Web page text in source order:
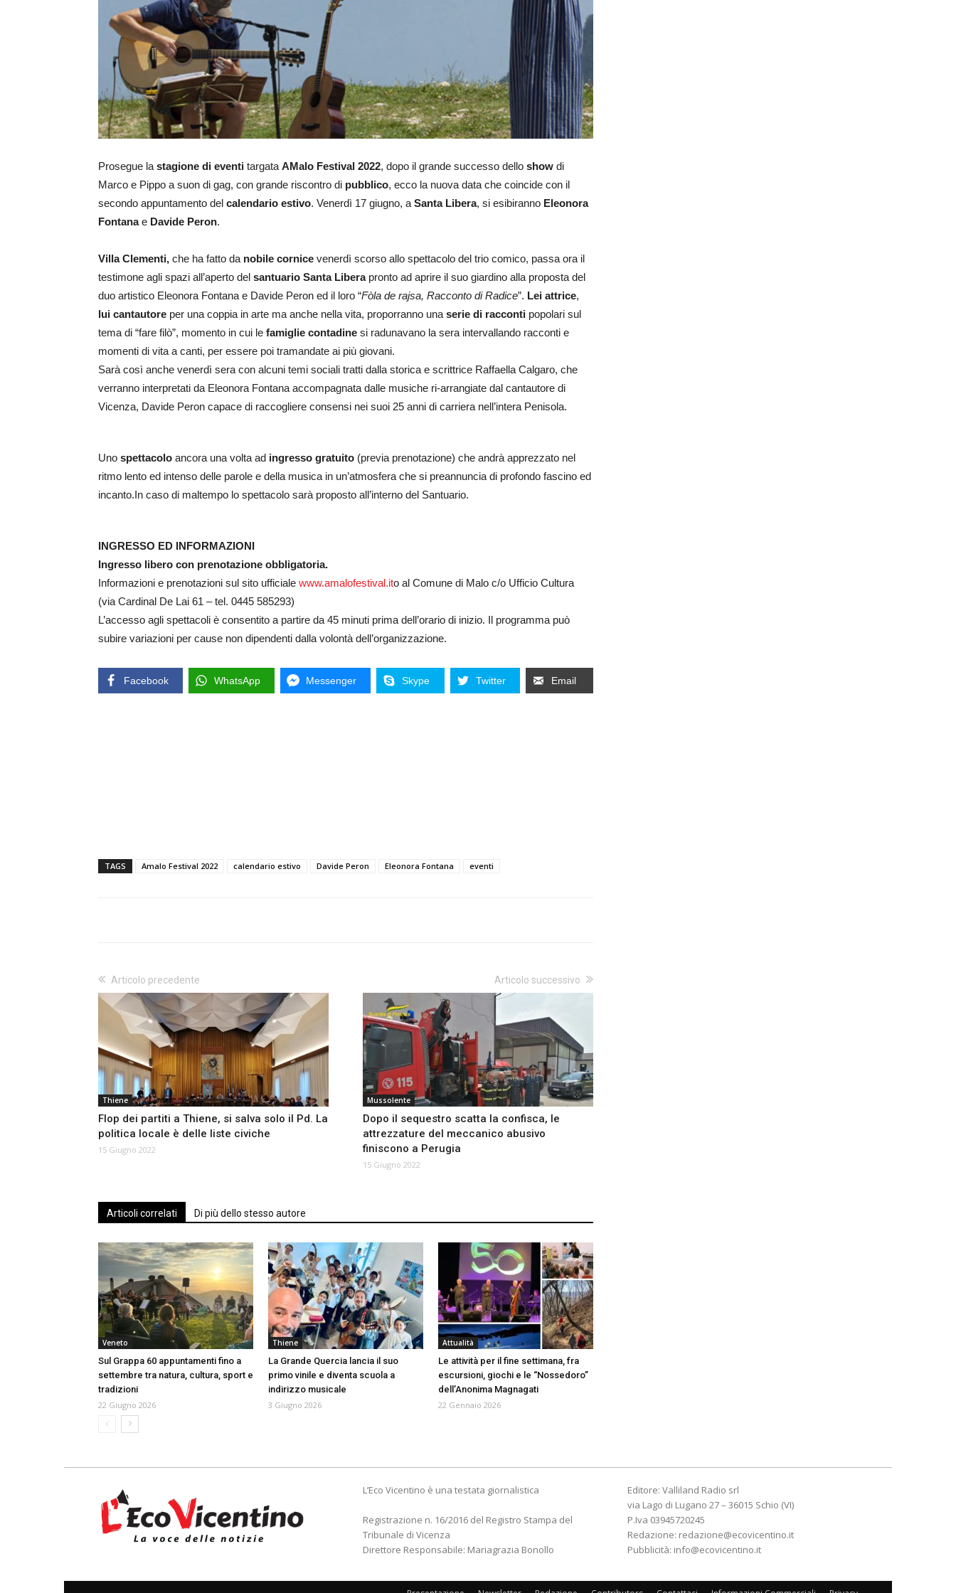
Prosegue la stagione di eventi targata AMalo Festival 2022, dopo il grande successo dello show di
Marco e Pippo a suon di gag, con grande riscontro di pubblico, ecco la nuova data che coincide con il
secondo appuntamento del calendario estivo. Venerdì 17 giugno, a Santa Libera, si esibiranno Eleonora
Fontanae Davide Peron.
Villa Clementi, che ha fatto da nobile cornice venerdì scorso allo spettacolo del trio comico, passa ora il
testimone agli spazi all’aperto del santuario Santa Liberapronto ad aprire il suo giardino alla proposta del
duo artistico Eleonora Fontana e Davide Peron ed il loro “Fòla de rajsa, Racconto di Radice”. Lei attrice,
lui cantautore per una coppia in arte ma anche nella vita, proporranno una serie di racconti popolari sul
tema di “fare filò”, momento in cui le famiglie contadine si radunavano la sera intervallando racconti e
momenti di vita a canti, per essere poi tramandate ai più giovani.
Sarà così anche venerdì sera con alcuni temi sociali tratti dalla storica e scrittrice Raffaella Calgaro, che
verranno interpretati da Eleonora Fontana accompagnata dalle musiche ri-arrangiate dal cantautore di
Vicenza, Davide Peron capace di raccogliere consensi nei suoi 25 anni di carriera nell’intera Penisola.
Uno spettacolo ancora una volta ad ingresso gratuito (previa prenotazione) che andrà apprezzato nel
ritmo lento ed intenso delle parole e della musica in un’atmosfera che si preannuncia di profondo fascino ed
incanto.In caso di maltempo lo spettacolo sarà proposto all’interno del Santuario.
INGRESSO ED INFORMAZIONI
Ingresso libero con prenotazione obbligatoria.
Informazioni e prenotazioni sul sito ufficiale www.amalofestival.ito al Comune di Malo c/o Ufficio Cultura
(via Cardinal De Lai 61 – tel. 0445 585293)
L’accesso agli spettacoli è consentito a partire da 45 minuti prima dell’orario di inizio. Il programma può
subire variazioni per cause non dipendenti dalla volontà dell’organizzazione.
Facebook WhatsApp Messenger Skype Twitter Email
TAGS Amalo Festival 2022 calendario estivo Davide Peron Eleonora Fontana eventi
Articolo precedente
Thiene
Flop dei partiti a Thiene, si salva solo il Pd. La
politica locale è delle liste civiche
15 Giugno 2022
Articolo successivo
Mussolente
Dopo il sequestro scatta la confisca, le
attrezzature del meccanico abusivo
finiscono a Perugia
15 Giugno 2022
Articoli correlati Di più dello stesso autore
Veneto
Sul Grappa 60 appuntamenti fino a
settembre tra natura, cultura, sport e
tradizioni
22 Giugno 2026
Thiene
La Grande Quercia lancia il suo
primo vinile e diventa scuola a
indirizzo musicale
3 Giugno 2026
Attualità
Le attività per il fine settimana, fra
escursioni, giochi e le “Nossedoro”
dell’Anonima Magnagati
22 Gennaio 2026
L’Eco Vicentino è una testata giornalistica
Registrazione n. 16/2016 del Registro Stampa del
Tribunale di Vicenza
Direttore Responsabile: Mariagrazia Bonollo
Editore: Valliland Radio srl
via Lago di Lugano 27 – 36015 Schio (VI)
P.Iva 03945720245
Redazione: redazione@ecovicentino.it
Pubblicità: info@ecovicentino.it